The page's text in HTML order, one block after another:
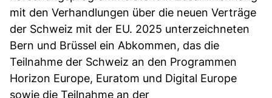
mit den Verhandlungen über die neuen Verträge
der Schweiz mit der EU. 2025 unterzeichneten
Bern und Brüssel ein Abkommen, das die
Teilnahme der Schweiz an den Programmen
Horizon Europe, Euratom und Digital Europe
sowie die Teilnahme an der